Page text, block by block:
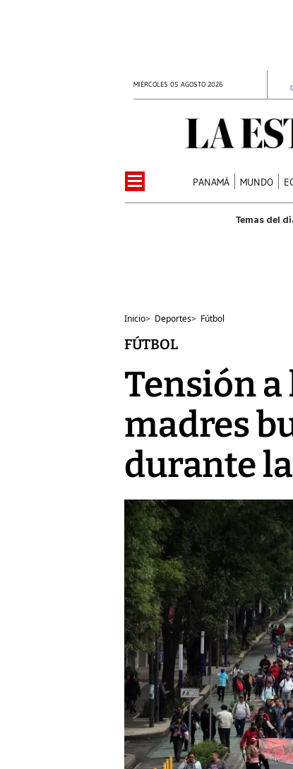
MIÉRCOLES 05 AGOSTO 2026
PANAMÁ MUNDO
Inicio> Deportes> Fútbol
FÚTBOL
Tensión a
madres
durante